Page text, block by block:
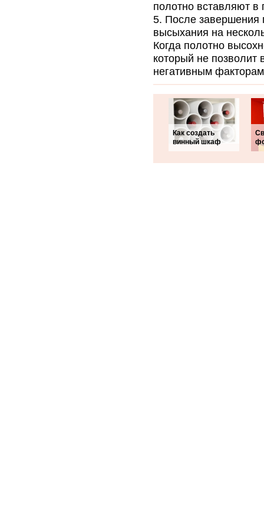
полотно вставляют в
После завершения
высыхания на
Когда полотно
который не позволит
негативным
Как создать
винный шкаф